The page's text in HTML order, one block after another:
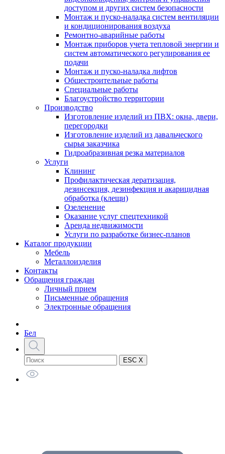
доступом и других систем безопасности
Монтаж и пуско-наладка систем вентиляции
и кондиционирования воздуха
Ремонтно-аварийные работы
Монтаж приборов учета тепловой энергии и
систем автоматического регулирования ее
подачи
Монтаж и пуско-наладка лифтов
Общестроительные работы
Специальные работы
Благоустройство территории
Производство
Изготовление изделий из ПВХ: окна, двери,
перегородки
Изготовление изделий из давальческого
сырья заказчика
Гидроабразивная резка материалов
Услуги
Клининг
Профилактическая дератизация,
дезинсекция, дезинфекция и акарицидная
обработка (клещи)
Озеленение
Оказание услуг спецтехникой
Аренда недвижимости
Услуги по разработке бизнес-планов
Каталог продукции
Мебель
Металлоизделия
Контакты
Обращения граждан
Личный прием
Письменные обращения
Электронные обращения
Бел
ESC X